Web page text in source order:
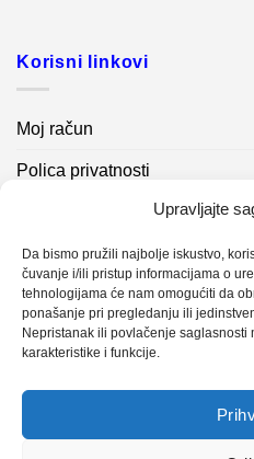
Upravljajte
Da bismo pružili najbolje iskustvo,
čuvanje i/ili pristup informacijama o
tehnologijama će nam omogućiti da
ponašanje pri pregledanju ili
Nepristanak ili povlačenje
karakteristike i funkcije.
Korisni linkovi
Moj račun
Polica privatnosti
Kontakt info
Novosti
Sistem mjerenja vibracija –